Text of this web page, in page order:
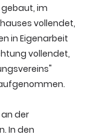
im
vollendet,
in Eigenarbeit
vollendet,
der
In den